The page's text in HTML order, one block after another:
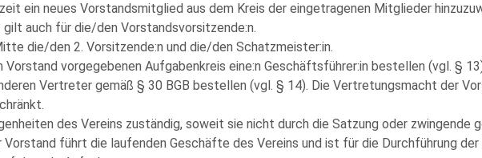
ein neues Vorstandsmitglied aus dem Kreis der eingetragenen Mitglieder
auch für die/den Vorstandsvorsitzende:n.
die/den 2. Vorsitzende:n und die/den Schatzmeister:in.
Vorstand vorgegebenen Aufgabenkreis eine:n Geschäftsführer:in bestellen (vgl. §
Vertreter gemäß § 30 BGB bestellen (vgl. § 14). Die Vertretungsmacht der
des Vereins zuständig, soweit sie nicht durch die Satzung oder zwingende
Vorstand führt die laufenden Geschäfte des Vereins und ist für die Durchführung